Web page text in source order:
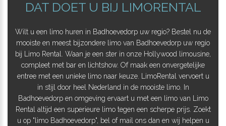
DAT DOET U BIJ LIMORENTAL
Wilt u een limo huren in Badhoevedorp uw regio? Bestel nu de
mooiste en meest bijzondere limo van Badhoevedorp uw regio
bij Limo Rental. Waan je een ster in onze Hollywood limousine,
compleet met bar en lichtshow. Of maak een onvergetelijke
entree met een unieke limo naar keuze. LimoRental vervoert u
in stijl door heel Nederland in de mooiste limo. In
Badhoevedorp en omgeving ervaart u met een limo van Limo
Rental altijd een superieure limo tegen een scherpe prijs. Zoekt
u op "limo Badhoevedorp", bel of mail ons dan en wij helpen u